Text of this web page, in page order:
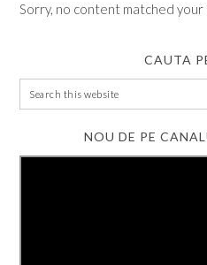
Sorry, no content matched your
CAUTA
NOU DE PE